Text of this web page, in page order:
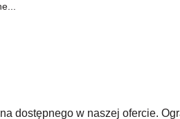
dostępnego w naszej ofercie.